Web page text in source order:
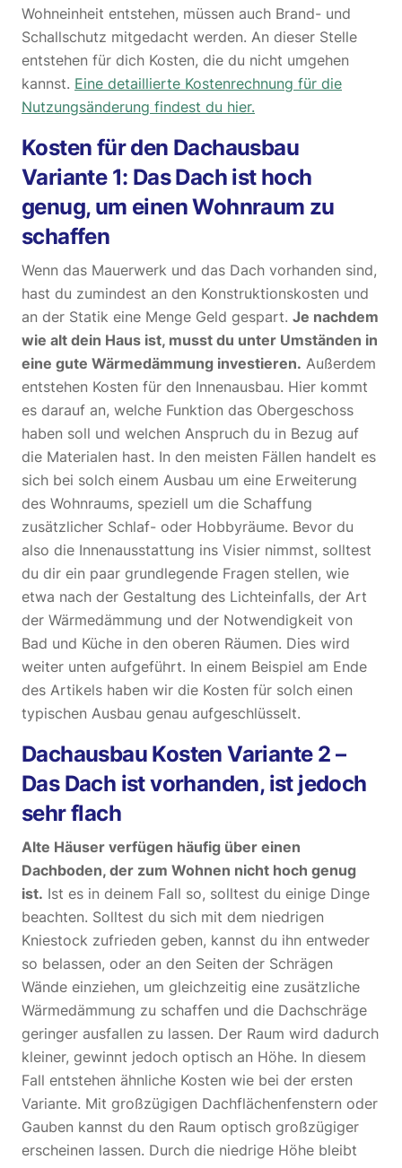
Wohneinheit entstehen, müssen auch Brand- und
Schallschutz mitgedacht werden. An dieser Stelle
entstehen für dich Kosten, die du nicht umgehen
kannst. Eine detaillierte Kostenrechnung für die
Nutzungsänderung findest du hier.
Kosten für den Dachausbau
Variante 1: Das Dach ist hoch
genug, um einen Wohnraum zu
schaffen
Wenn das Mauerwerk und das Dach vorhanden sind,
hast du zumindest an den Konstruktionskosten und
an der Statik eine Menge Geld gespart. Je nachdem
wie alt dein Haus ist, musst du unter Umständen in
eine gute Wärmedämmung investieren. Außerdem
entstehen Kosten für den Innenausbau. Hier kommt
es darauf an, welche Funktion das Obergeschoss
haben soll und welchen Anspruch du in Bezug auf
die Materialen hast. In den meisten Fällen handelt es
sich bei solch einem Ausbau um eine Erweiterung
des Wohnraums, speziell um die Schaffung
zusätzlicher Schlaf- oder Hobbyräume. Bevor du
also die Innenausstattung ins Visier nimmst, solltest
du dir ein paar grundlegende Fragen stellen, wie
etwa nach der Gestaltung des Lichteinfalls, der Art
der Wärmedämmung und der Notwendigkeit von
Bad und Küche in den oberen Räumen. Dies wird
weiter unten aufgeführt. In einem Beispiel am Ende
des Artikels haben wir die Kosten für solch einen
typischen Ausbau genau aufgeschlüsselt.
Dachausbau Kosten Variante 2 –
Das Dach ist vorhanden, ist jedoch
sehr flach
Alte Häuser verfügen häufig über einen
Dachboden, der zum Wohnen nicht hoch genug
ist. Ist es in deinem Fall so, solltest du einige Dinge
beachten. Solltest du sich mit dem niedrigen
Kniestock zufrieden geben, kannst du ihn entweder
so belassen, oder an den Seiten der Schrägen
Wände einziehen, um gleichzeitig eine zusätzliche
Wärmedämmung zu schaffen und die Dachschräge
geringer ausfallen zu lassen. Der Raum wird dadurch
kleiner, gewinnt jedoch optisch an Höhe. In diesem
Fall entstehen ähnliche Kosten wie bei der ersten
Variante. Mit großzügigen Dachflächenfenstern oder
Gauben kannst du den Raum optisch großzügiger
erscheinen lassen. Durch die niedrige Höhe bleibt